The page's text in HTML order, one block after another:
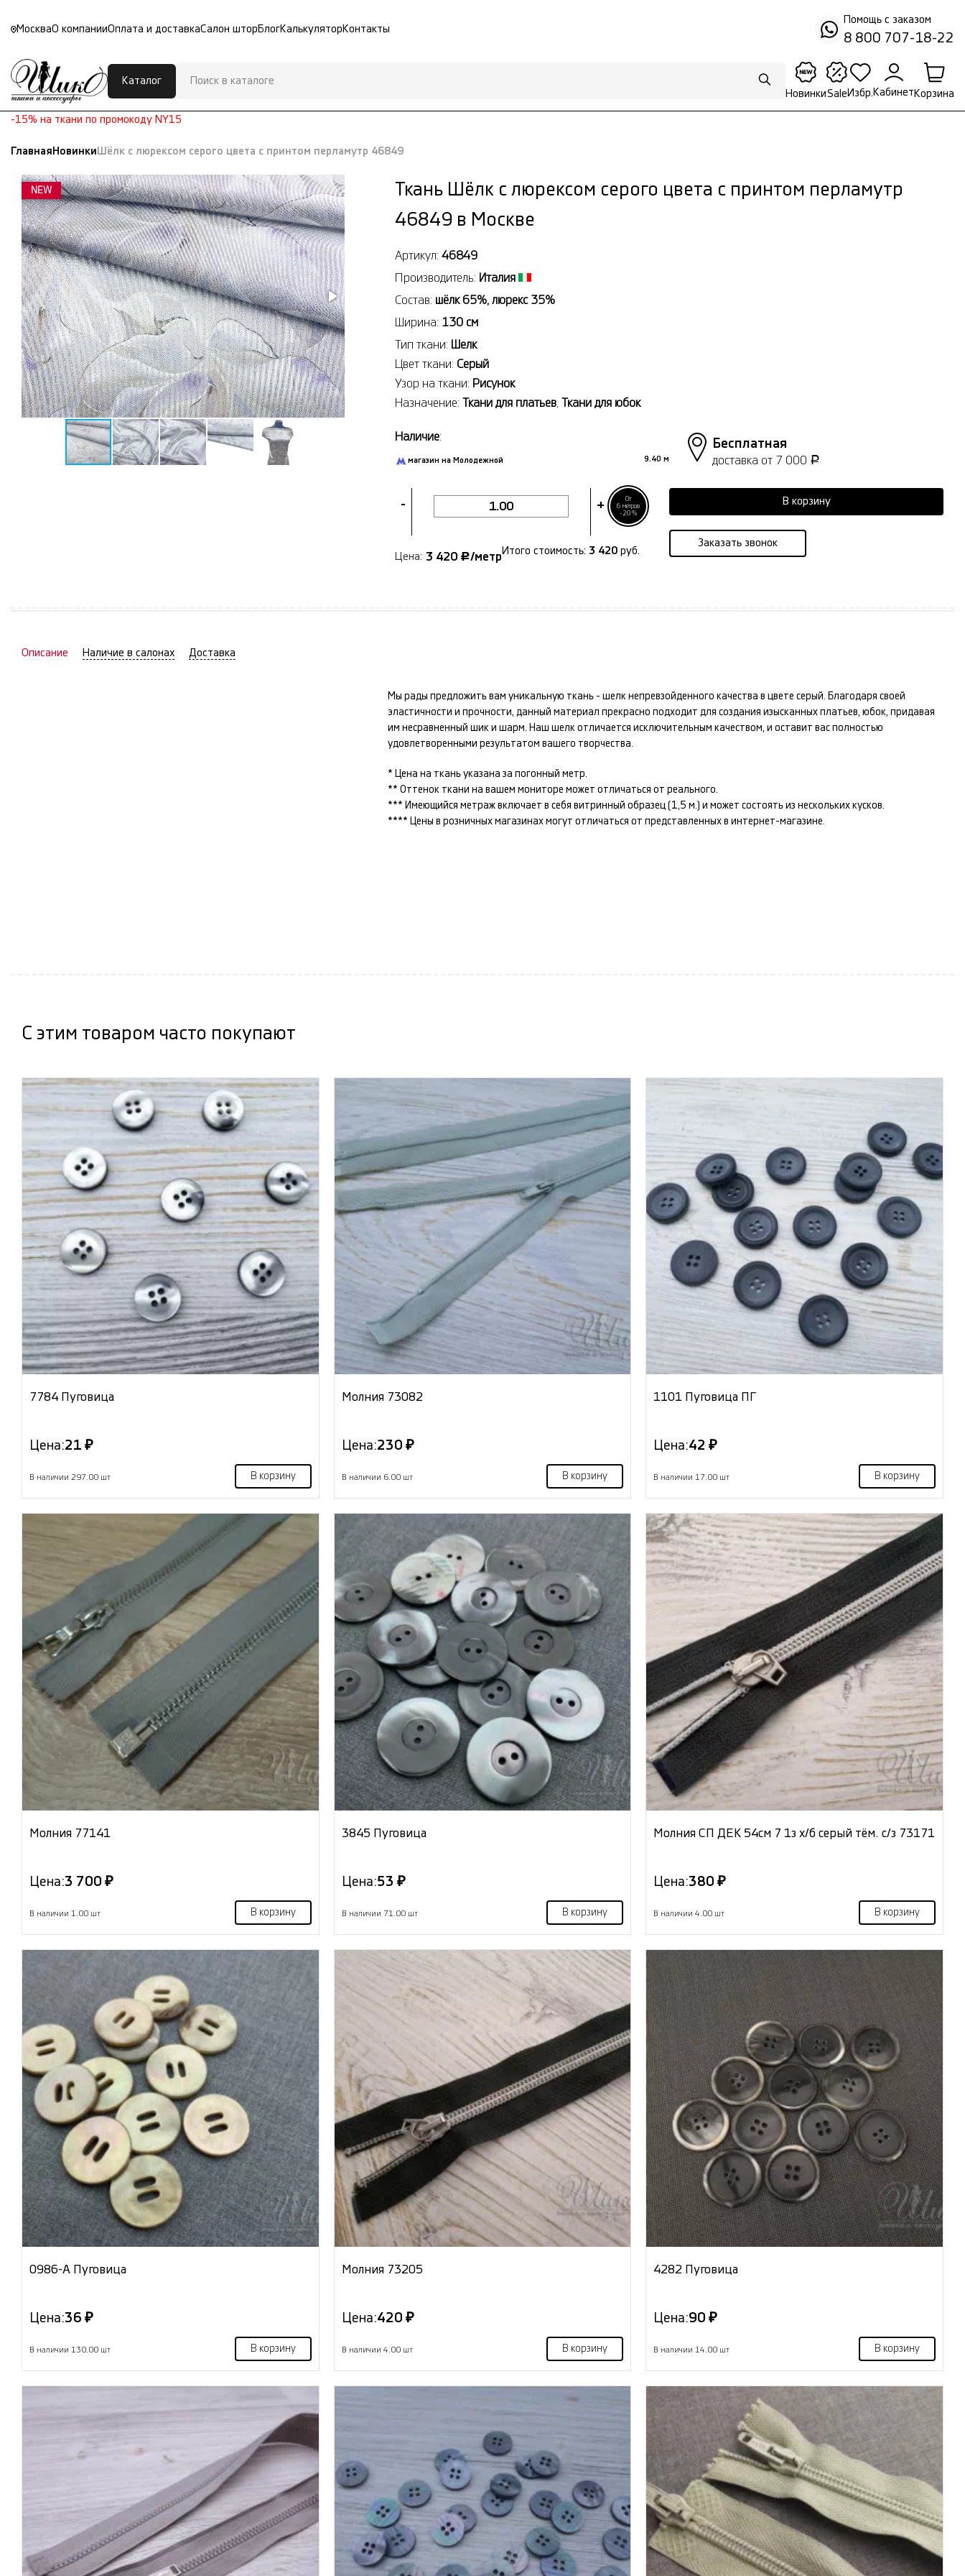
МоскваО компанииОплата и доставкаСалон штор БлогКалькулятор Контакты
Помощь с заказом
8 800 707-18-22
Каталог
НовинкиSale Избр. Кабинет Корзина
-15% на ткани по промокоду NY15
Главная Новинки Шёлк с люрексом серого цвета с принтом перламутр 46849
NEW
Ткань Шёлк с люрексом серого цвета с принтом перламутр
46849 в Москве
Артикул: 46849
Производитель: Италия
Состав: шёлк 65%, люрекс 35%
Ширина: 130 см
Тип ткани: Шелк
Цвет ткани: Серый
Узор на ткани: Рисунок
Назначение: Ткани для платьев Ткани для юбок
Наличие:
магазин на Молодежной 9.40 м
Бесплатная
доставка от 7 000 Р
- +
От
6 метров
-20%
Цена: 3 420 Р/метр Итого стоимость: 3 420 руб.
В корзину
Заказать звонок
Описание Наличие в салонах Доставка
Мы рады предложить вам уникальную ткань - шелк непревзойденного качества в цвете серый. Благодаря своей
эластичности и прочности, данный материал прекрасно подходит для создания изысканных платьев, юбок, придавая
им несравненный шик и шарм. Наш шелк отличается исключительным качеством, и оставит вас полностью
удовлетворенными результатом вашего творчества.
* Цена на ткань указана за погонный метр.
** Оттенок ткани на вашем мониторе может отличаться от реального.
*** Имеющийся метраж включает в себя витринный образец (1,5 м.) и может состоять из нескольких кусков.
**** Цены в розничных магазинах могут отличаться от представленных в интернет-магазине.
С этим товаром часто покупают
7784 Пуговица
Цена:21 ₽
В наличии 297.00 шт В корзину
Молния 73082
Цена:230 ₽
В наличии 6.00 шт В корзину
1101 Пуговица ПГ
Цена:42 ₽
В наличии 17.00 шт В корзину
Молния 77141
Цена:3 700 ₽
В наличии 1.00 шт В корзину
3845 Пуговица
Цена:53 ₽
В наличии 71.00 шт В корзину
Молния СП ДЕК 54см 7 1з х/б серый тём. с/з 73171
Цена:380 ₽
В наличии 4.00 шт В корзину
0986-А Пуговица
Цена:36 ₽
В наличии 130.00 шт В корзину
Молния 73205
Цена:420 ₽
В наличии 4.00 шт В корзину
4282 Пуговица
Цена:90 ₽
В наличии 14.00 шт В корзину